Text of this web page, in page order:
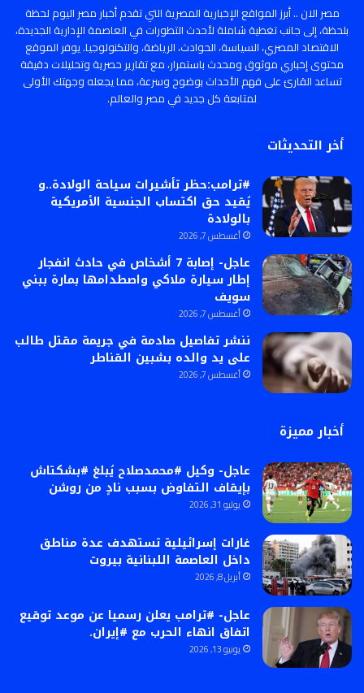
مصر الان .. أبرز المواقع الإخبارية المصرية التي تقدم أخبار مصر اليوم لحظة
بلحظة، إلى جانب تغطية شاملة لأحدث التطورات في العاصمة الإدارية الجديدة،
الاقتصاد المصري، السياسة، الحوادث، الرياضة، والتكنولوجيا. يوفر الموقع
محتوى إخباري موثوق ومحدث باستمرار، مع تقارير حصرية وتحليلات دقيقة
تساعد القارئ على فهم الأحداث بوضوح وسرعة، مما يجعله وجهتك الأولى
لمتابعة كل جديد في مصر والعالم.
أخر التحديثات
#ترامب:حظر تأشيرات سياحة الولادة..و
يُقيد حق اكتساب الجنسية الأمريكية
بالولادة
أغسطس 7, 2026
عاجل- إصابة 7 أشخاص في حادث انفجار
إطار سيارة ملاكي واصطدامها بمارة ببني
سويف
أغسطس 7, 2026
ننشر تفاصيل صادمة في جريمة مقتل طالب
على يد والده بشبين القناطر
أغسطس 7, 2026
أخبار مميزة
عاجل- وكيل #محمدصلاح يُبلغ #بشكتاش
بإيقاف التفاوض بسبب نادٍ من روشن
يوليو 31, 2026
غارات إسرائيلية تستهدف عدة مناطق
داخل العاصمة اللبنانية بيروت
أبريل 8, 2026
عاجل- #ترامب يعلن رسميا عن موعد توقيع
اتفاق انهاء الحرب مع #إيران.
يونيو 13, 2026